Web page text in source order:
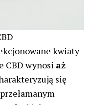
kwiaty
CBD wynosi aż
się